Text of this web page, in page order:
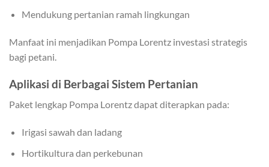
Mendukung pertanian ramah lingkungan
Manfaat ini menjadikan Pompa Lorentz investasi strategis
bagi petani.
Aplikasi di Berbagai Sistem Pertanian
Paket lengkap Pompa Lorentz dapat diterapkan pada:
Irigasi sawah dan ladang
Hortikultura dan perkebunan